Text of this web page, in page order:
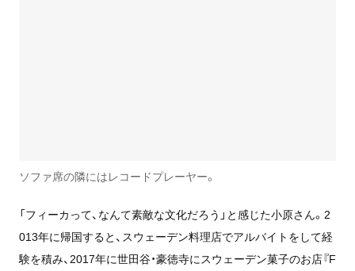
ソファ席の隣にはレコードプレーヤー。
「フィーカって、なんて素敵な文化だろう」と感じた小原さん。2
013年に帰国すると、スウェーデン料理店でアルバイトをして経
験を積み、2017年に世田谷・豪徳寺にスウェーデン菓子のお店『F